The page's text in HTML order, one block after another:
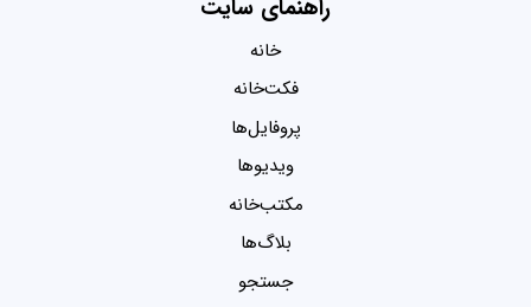
راهنمای سایت
خانه
فکت‌خانه
پروفایل‌ها
ویدیو‌ها
مکتب‌خانه
بلاگ‌ها
جستجو